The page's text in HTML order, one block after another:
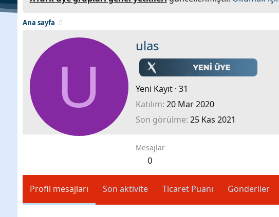
Ana sayfa
U
ulas
Yeni Kayıt · 31
Katılım 20 Mar 2020
Son görülme 25 Kas 2021
Mesajlar
0
Profil mesajları Son aktivite Ticaret Puanı Gönderiler